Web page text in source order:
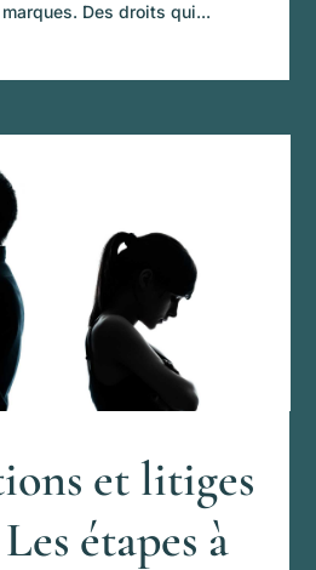
Des droits qui...
et litiges
étapes à